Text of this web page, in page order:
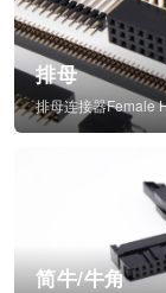
排母
简牛/牛角